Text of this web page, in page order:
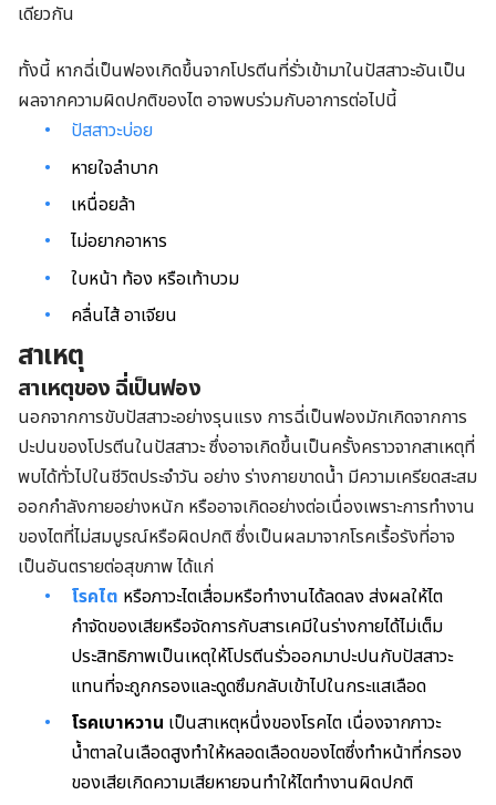
เดียวกัน
ทั้งนี้ หากฉี่เป็นฟองเกิดขึ้นจากโปรตีนที่รั่วเข้ามาในปัสสาวะอันเป็น
ผลจากความผิดปกติของไต อาจพบร่วมกับอาการต่อไปนี้
ปัสสาวะบ่อย
หายใจลำบาก
เหนื่อยล้า
ไม่อยากอาหาร
ใบหน้า ท้อง หรือเท้าบวม
คลื่นไส้ อาเจียน
สาเหตุ
สาเหตุของ ฉี่เป็นฟอง
นอกจากการขับปัสสาวะอย่างรุนแรง การฉี่เป็นฟองมักเกิดจากการ
ปะปนของโปรตีนในปัสสาวะ ซึ่งอาจเกิดขึ้นเป็นครั้งคราวจากสาเหตุที่
พบได้ทั่วไปในชีวิตประจำวัน อย่าง ร่างกายขาดน้ำ มีความเครียดสะสม
ออกกำลังกายอย่างหนัก หรืออาจเกิดอย่างต่อเนื่องเพราะการทำงาน
ของไตที่ไม่สมบูรณ์หรือผิดปกติ ซึ่งเป็นผลมาจากโรคเรื้อรังที่อาจ
เป็นอันตรายต่อสุขภาพ ได้แก่
โรคไต หรือภาวะไตเสื่อมหรือทำงานได้ลดลง ส่งผลให้ไต
กำจัดของเสียหรือจัดการกับสารเคมีในร่างกายได้ไม่เต็ม
ประสิทธิภาพเป็นเหตุให้โปรตีนรั่วออกมาปะปนกับปัสสาวะ
แทนที่จะถูกกรองและดูดซึมกลับเข้าไปในกระแสเลือด
โรคเบาหวาน เป็นสาเหตุหนึ่งของโรคไต เนื่องจากภาวะ
น้ำตาลในเลือดสูงทำให้หลอดเลือดของไตซึ่งทำหน้าที่กรอง
ของเสียเกิดความเสียหายจนทำให้ไตทำงานผิดปกติ